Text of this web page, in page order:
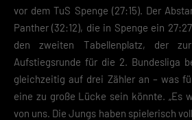
vor dem TuS Spenge (27:15). Der
Panther (32:12), die in Spenge ein
den zweiten Tabellenplatz, der
Aufstiegsrunde für die 2. Bundesliga
gleichzeitig auf drei Zähler an – was
eine zu große Lücke sein könnte. „Es
von uns. Die Jungs haben spielerisch